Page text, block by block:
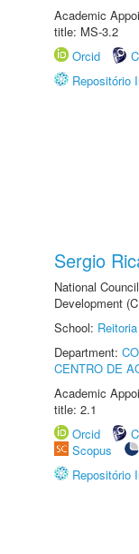
Academic
title: MS-3.2
Orcid
Repositório
Sergio
National
Development
School:
Department:
CENTRO DE
Academic
title: 2.1
Orcid
Scopus
Repositório